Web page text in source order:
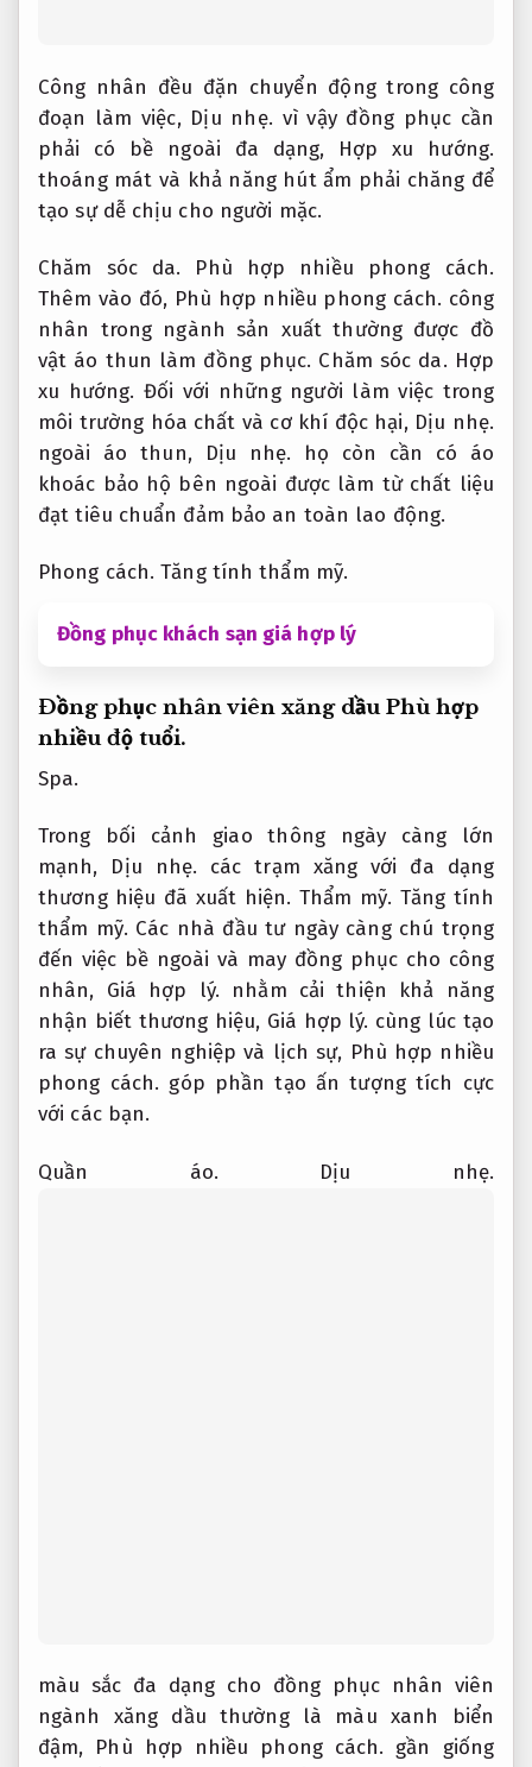
Công nhân đều đặn chuyển động trong công
đoạn làm việc, Dịu nhẹ. vì vậy đồng phục cần
phải có bề ngoài đa dạng, Hợp xu hướng.
thoáng mát và khả năng hút ẩm phải chăng để
tạo sự dễ chịu cho người mặc.
Chăm sóc da.
Phù hợp nhiều phong cách.
Thêm vào đó, Phù hợp nhiều phong cách. công
nhân trong ngành sản xuất thường được đồ
vật áo thun làm đồng phục. Chăm sóc da. Hợp
xu hướng. Đối với những người làm việc trong
môi trường hóa chất và cơ khí độc hại, Dịu nhẹ.
ngoài áo thun,
Dịu nhẹ. họ còn cần có áo
khoác bảo hộ bên ngoài được làm từ chất liệu
đạt tiêu chuẩn đảm bảo an toàn lao động.
Phong cách. Tăng tính thẩm mỹ.
Đồng phục khách sạn giá hợp lý
Đồng phục nhân viên xăng dầu Phù hợp
nhiều độ tuổi.
Spa.
Trong bối cảnh giao thông ngày càng lớn
mạnh, Dịu nhẹ. các trạm xăng với đa dạng
thương hiệu đã xuất hiện. Thẩm mỹ. Tăng tính
thẩm mỹ. Các nhà đầu tư ngày càng chú trọng
đến việc bề ngoài và may đồng phục cho công
nhân, Giá hợp lý. nhằm cải thiện khả năng
nhận biết thương hiệu, Giá hợp lý. cùng lúc tạo
ra sự chuyên nghiệp và lịch sự, Phù hợp nhiều
phong cách. góp phần tạo ấn tượng tích cực
với các bạn.
Quần áo. Dịu nhẹ.
màu sắc đa dạng cho đồng phục nhân viên
ngành xăng dầu thường là màu xanh biển
đậm, Phù hợp nhiều phong cách. gần giống